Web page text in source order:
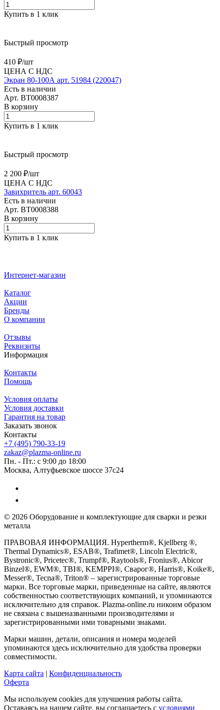
Купить в 1 клик
Быстрый просмотр
410 ₽/шт
ЦЕНА С НДС
Экран 80-100А арт. 51984 (220047)
Есть в наличии
Арт. BT0008387
В корзину
Купить в 1 клик
Быстрый просмотр
2 200 ₽/шт
ЦЕНА С НДС
Завихритель арт. 60043
Есть в наличии
Арт. BT0008388
В корзину
Купить в 1 клик
Интернет-магазин
Каталог
Акции
Бренды
О компании
Отзывы
Реквизиты
Информация
Контакты
Помощь
Условия оплаты
Условия доставки
Гарантия на товар
Заказать звонок
Контакты
+7 (495) 790-33-19
zakaz@plazma-online.ru
Пн. - Пт.: с 9:00 до 18:00
Москва, Алтуфьевское шоссе 37с24
© 2026 Оборудование и комплектующие для сварки и резки
металла
ПРАВОВАЯ ИНФОРМАЦИЯ. Hypertherm®, Kjellberg ®,
Thermal Dynamics®, ESAB®, Trafimet®, Lincoln Electric®,
Bystronic®, Pricetec®, Trumpf®, Raytools®, Fronius®, Abicor
Binzel®, EWM®, TBI®, KEMPPI®, Сварог®, Harris®, Koike®,
Messer®, Tecna®, Triton® – зарегистрированные торговые
марки. Все торговые марки, приведенные на сайте, являются
собственностью соответствующих компаний, и упоминаются
исключительно для справок. Plazma-online.ru никоим образом
не связана с вышеназванными производителями и
зарегистрированными ими товарными знаками.
Марки машин, детали, описания и номера моделей
упоминаются здесь исключительно для удобства проверки
совместимости.
Карта сайта | Конфиденциальность
Оферта
Мы используем cookies для улучшения работы сайта.
Оставаясь на нашем сайте, вы соглашаетесь с условиями